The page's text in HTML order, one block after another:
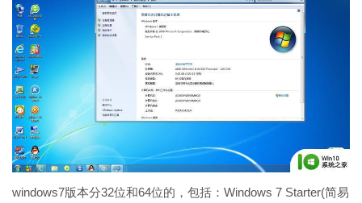
windows7版本分32位和64位的，包括：Windows 7 Starter(简易